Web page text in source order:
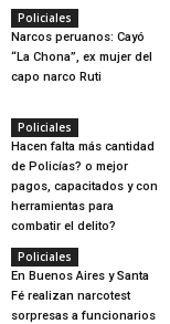
Policiales
Narcos peruanos: Cayó
“La Chona”, ex mujer del
capo narco Ruti
Policiales
Hacen falta más cantidad
de Policías? o mejor
pagos, capacitados y con
herramientas para
combatir el delito?
Policiales
En Buenos Aires y Santa
Fé realizan narcotest
sorpresas a funcionarios